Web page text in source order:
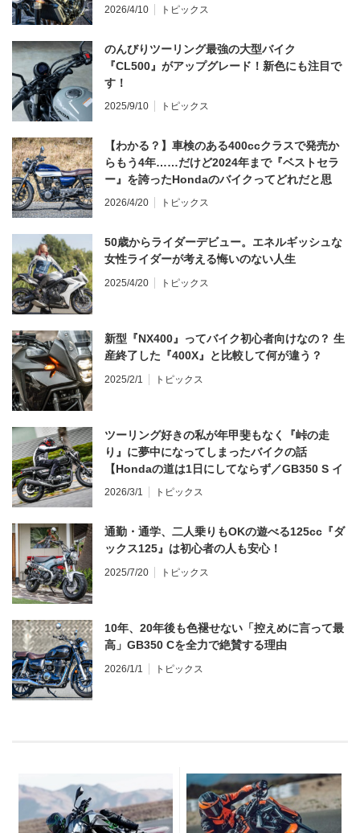
てならず／CB1000F ①第一印象 編】
2026/4/10 トピックス
のんびりツーリング最強の大型バイク
『CL500』がアップグレード！新色にも注目で
す！
2025/9/10 トピックス
【わかる？】車検のある400ccクラスで発売か
らもう4年……だけど2024年まで『ベストセラ
ー』を誇ったHondaのバイクってどれだと思
う？
2026/4/20 トピックス
50歳からライダーデビュー。エネルギッシュな
女性ライダーが考える悔いのない人生
2025/4/20 トピックス
新型『NX400』ってバイク初心者向けなの？ 生
産終了した『400X』と比較して何が違う？
2025/2/1 トピックス
ツーリング好きの私が年甲斐もなく『峠の走
り』に夢中になってしまったバイクの話
【Hondaの道は1日にしてならず／GB350 S イ
ンプレ・レビュー 前編】
2026/3/1 トピックス
通勤・通学、二人乗りもOKの遊べる125cc『ダ
ックス125』は初心者の人も安心！
2025/7/20 トピックス
10年、20年後も色褪せない「控えめに言って最
高」GB350 Cを全力で絶賛する理由
2026/1/1 トピックス